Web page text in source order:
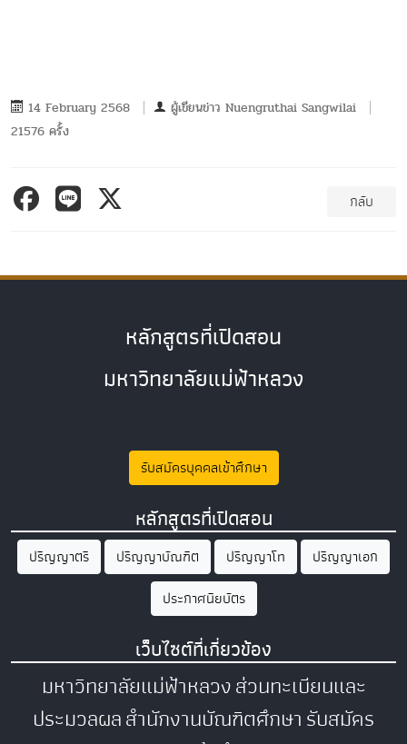
14 February 2568 ผู้เขียนข่าว Nuengruthai Sangwilai
21576 ครั้ง
กลับ
หลักสูตรที่เปิดสอน
มหาวิทยาลัยแม่ฟ้าหลวง
รับสมัครบุคคลเข้าศึกษา
หลักสูตรที่เปิดสอน
ปริญญาตรี ปริญญาบัณฑิต ปริญญาโท
ปริญญาเอก
ประกาศนียบัตร
เว็บไซต์ที่เกี่ยวข้อง
มหาวิทยาลัยแม่ฟ้าหลวงส่วนทะเบียนและ
ประมวลผลสำนักงานบัณฑิตศึกษารับสมัคร